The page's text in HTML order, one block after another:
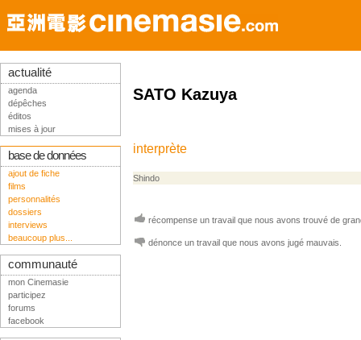
SATO Kazuya
interprète
Shindo
récompense un travail que nous avons trouvé de
dénonce un travail que nous avons jugé mauvais.
actualité
agenda
dépêches
éditos
mises à jour
base de données
ajout de fiche
films
personnalités
dossiers
interviews
beaucoup plus...
communauté
mon Cinemasie
participez
forums
facebook